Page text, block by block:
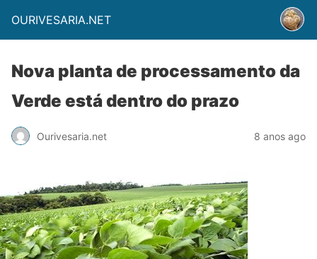
OURIVESARIA.NET
Nova planta de processamento da
Verde está dentro do prazo
Ourivesaria.net 8 anos ago